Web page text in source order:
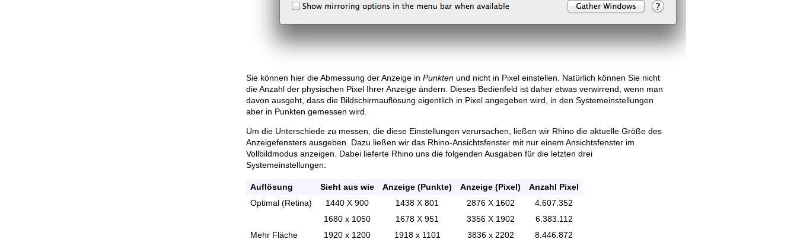
Sie können hier die Abmessung der Anzeige in Punkten und nicht in Pixel einstellen. Natürlich können Sie nicht
die Anzahl der physischen Pixel Ihrer Anzeige ändern. Dieses Bedienfeld ist daher etwas verwirrend, wenn man
davon ausgeht, dass die Bildschirmauflösung eigentlich in Pixel angegeben wird, in den Systemeinstellungen
aber in Punkten gemessen wird.
Um die Unterschiede zu messen, die diese Einstellungen verursachen, ließen wir Rhino die aktuelle Größe des
Anzeigefensters ausgeben. Dazu ließen wir das Rhino-Ansichtsfenster mit nur einem Ansichtsfenster im
Vollbildmodus anzeigen. Dabei lieferte Rhino uns die folgenden Ausgaben für die letzten drei
Systemeinstellungen:
Auflösung Sieht aus wie Anzeige (Punkte) Anzeige (Pixel)
Anzahl Pixel
Optimal (Retina)
1440 X 900 1438 X 801 2876 X 1602
4.607.352
1680 x 1050
1678 X 951 3356 X 1902
6.383.112
Mehr Fläche
1920 x 1200 1918 x 1101 3836 x 2202 8.446.872